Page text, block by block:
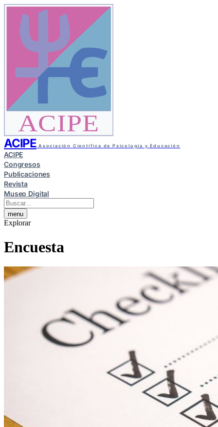
ACIPE
ACIPE Asociación Científica de Psicología y Educación
ACIPE
Congresos
Publicaciones
Revista
Museo Digital
menu
Explorar
Encuesta